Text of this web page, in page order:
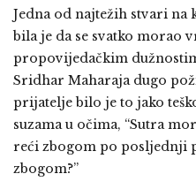
Jedna od najtežih stvari na
bila je da se svatko morao
propovijedačkim
Sridhar Maharaja dugo
prijatelje bilo je to jako
suzama u očima, “Sutra
reći zbogom po posljednji
zbogom?”